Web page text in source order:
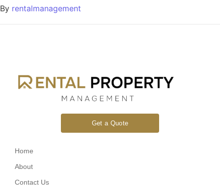
By rentalmanagement
Get a Quote
Home
About
Contact Us